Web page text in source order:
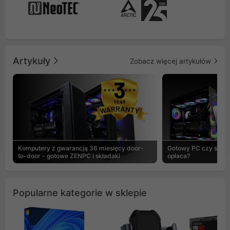
Artykuły Zobacz więcej artykułów
Komputery z gwarancją 36 miesięcy door-
to-door - gotowe ZENPC i składaki
Gotowy PC czy
opłaca?
Popularne kategorie w sklepie